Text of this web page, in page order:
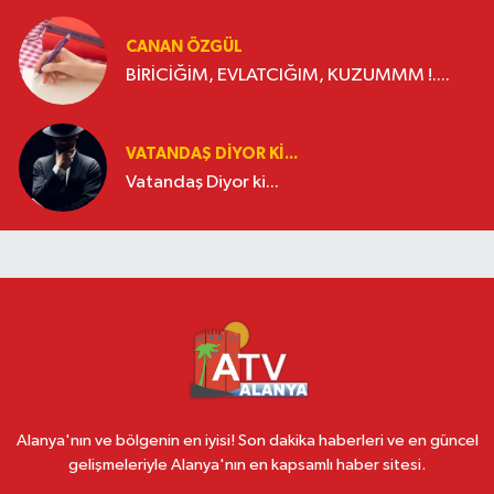
CANAN ÖZGÜL
BİRİCİĞİM, EVLATCIĞIM, KUZUMMM !....
VATANDAŞ DIYOR KI...
Vatandaş Diyor ki...
Alanya'nın ve bölgenin en iyisi! Son dakika haberleri ve en güncel
gelişmeleriyle Alanya'nın en kapsamlı haber sitesi.